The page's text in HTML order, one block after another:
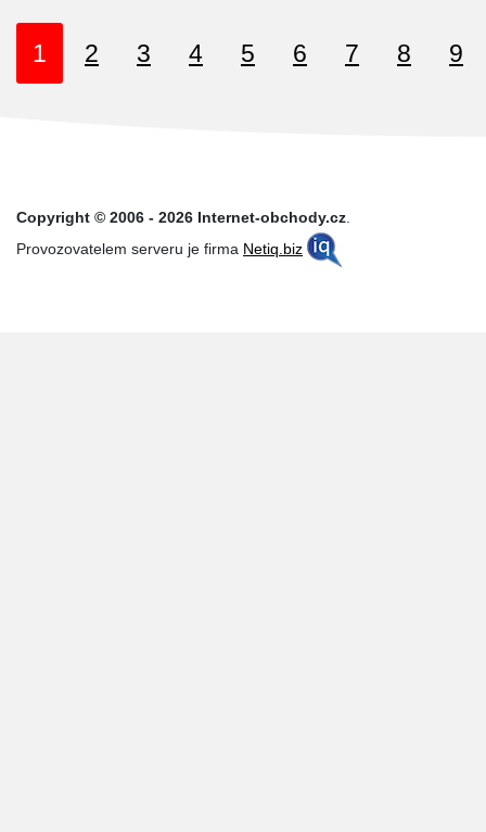
1 2 3 4 5 6 7 8 9
Copyright © 2006 - 2026 Internet-obchody.cz.
Provozovatelem serveru je firma Netiq.biz